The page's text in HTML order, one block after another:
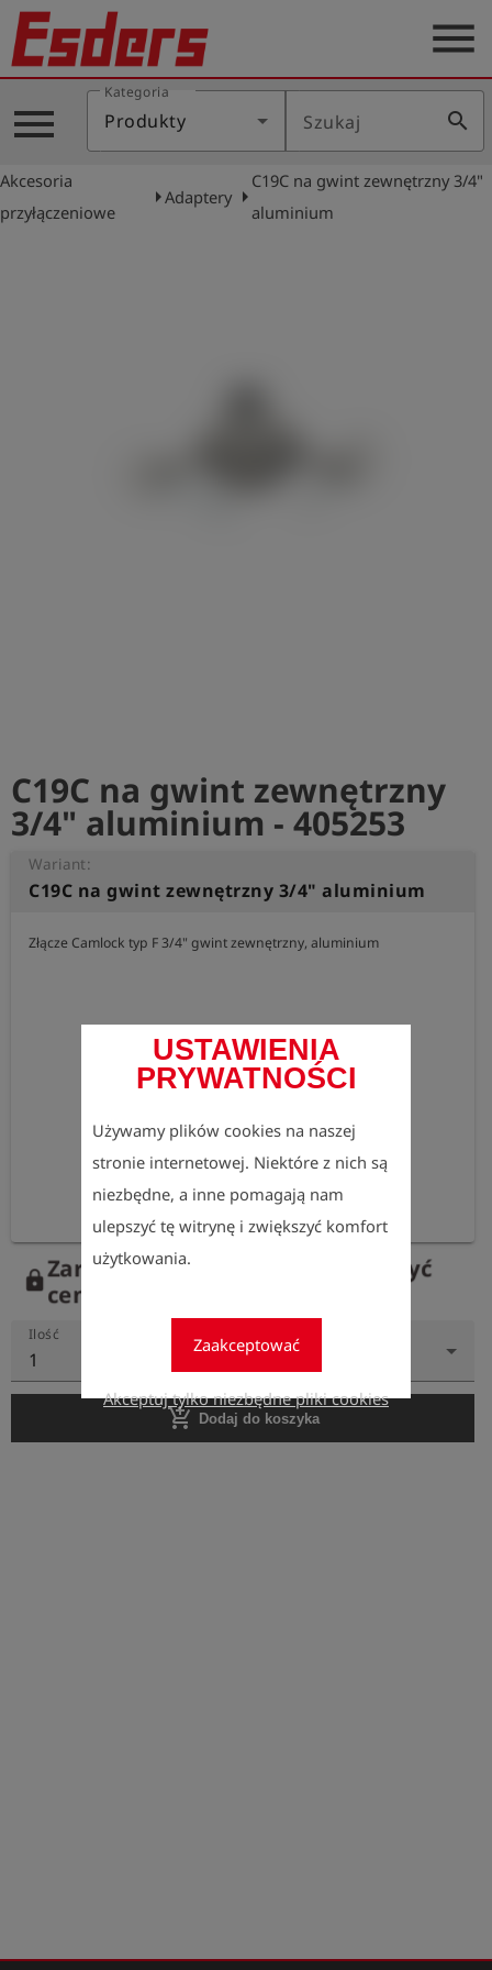
O
Produkty
USTAWIENIA
PRYWATNOŚCI
Używamy plików cookies na naszej
stronie internetowej. Niektóre z nich są
niezbędne, a inne pomagają nam
ulepszyć tę witrynę i zwiększyć komfort
użytkowania.
Zaakceptować
Akceptuj tylko niezbędne pliki cookies
menu
menu
Kategoria
Produkty Szukaj search
Akcesoria
przyłączeniowe
arrow_rightAdapteryarrow_right
C19C na gwint zewnętrzny 3/4"
aluminium
C19C na gwint zewnętrzny
3/4" aluminium - 405253
Wariant:
C19C na gwint zewnętrzny 3/4" aluminium
Złącze Camlock typ F 3/4" gwint zewnętrzny, aluminium
lockZarejestruj się teraz, aby zobaczyć
ceny.
Ilość
1
add_shopping_cart Dodaj do koszyka